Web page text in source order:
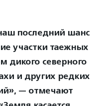
последний шанс
участки таежных
дикого северного
и других редких
— отмечают